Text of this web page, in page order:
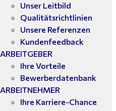
Unser Leitbild
Qualitätsrichtlinien
Unsere Referenzen
Kundenfeedback
ARBEITGEBER
Ihre Vorteile
Bewerberdatenbank
ARBEITNEHMER
Ihre Karriere-Chance